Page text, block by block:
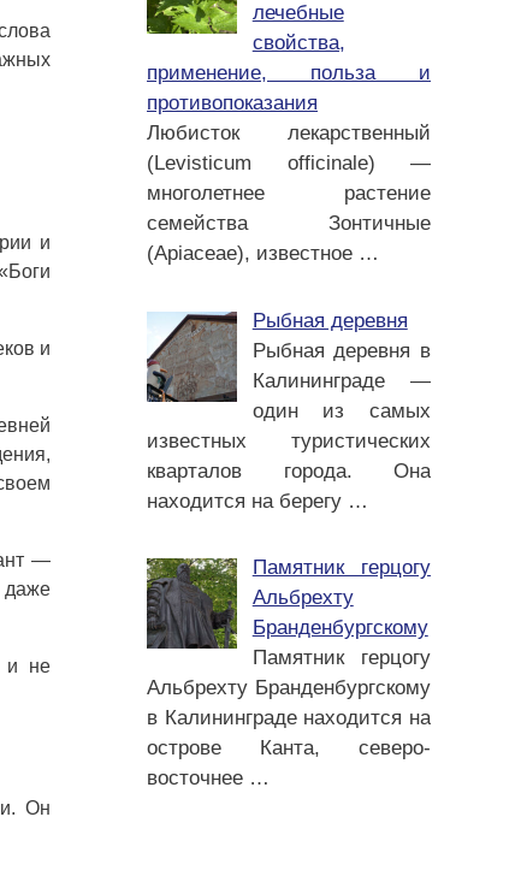
и
и
—
даже
и не
Он
лечебные
свойства,
применение, польза и
противопоказания
Любисток лекарственный
(Levisticum officinale) —
многолетнее растение
семейства Зонтичные
(Apiaceae), известное …
Рыбная деревня
Рыбная деревня в
Калининграде —
один из самых
известных туристических
кварталов города. Она
находится на берегу …
Памятник герцогу
Альбрехту
Бранденбургскому
Памятник герцогу
Альбрехту Бранденбургскому
в Калининграде находится на
острове Канта, северо-
восточнее …